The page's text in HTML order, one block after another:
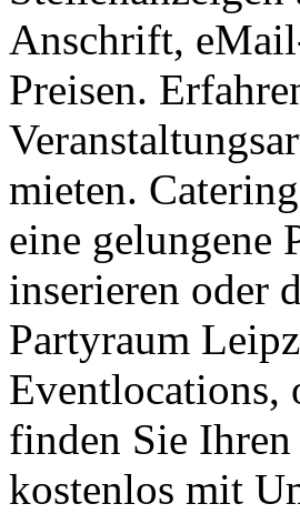
Anschrift,
Preisen.
mieten.
eine gelungene
inserieren oder
Partyraum
Eventlocations,
finden Sie
kostenlos mit